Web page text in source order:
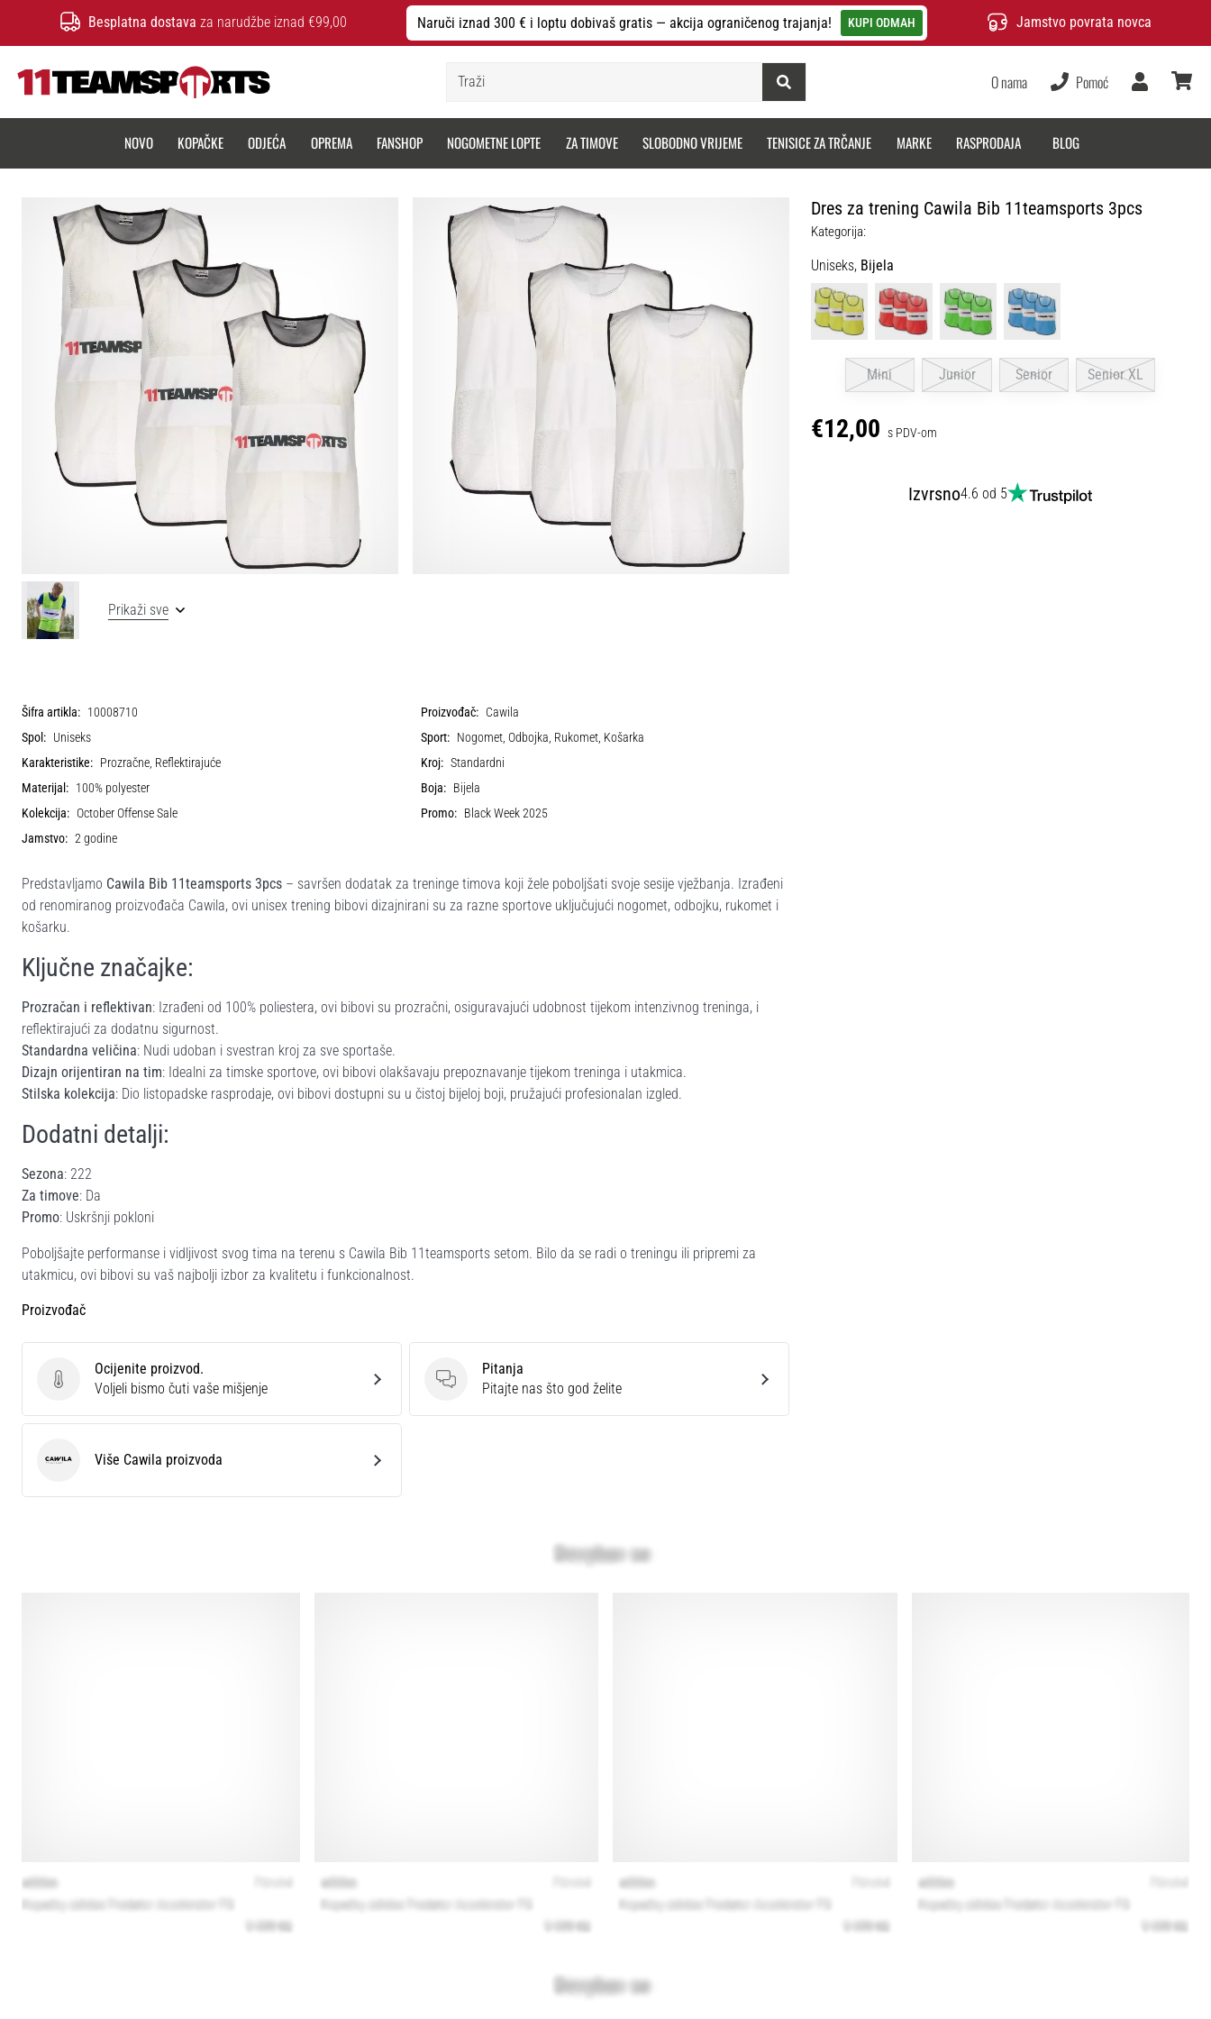
Besplatna dostava za narudžbe iznad €99,00 Naruči iznad 300 € i loptu dobivaš gratis — akcija ograničenog trajanja! KUPI ODMAH Jamstvo povrata novca
O nama Pomoć
Korisnik
NOVO KOPAČKE ODJEĆA OPREMA FANSHOP NOGOMETNE LOPTE ZA TIMOVE SLOBODNO VRIJEME TENISICE ZA TRČANJE MARKE RASPRODAJA BLOG
Dres za trening Cawila Bib 11teamsports 3pcs
Kategorija:
Uniseks, Bijela
Mini Junior Senior Senior XL
€12,00 s PDV-om
Izvrsno4.6 od 5
Prikaži sve
Šifra artikla: 10008710 Proizvođač: Cawila
Spol: Uniseks Sport: Nogomet, Odbojka, Rukomet, Košarka
Karakteristike: Prozračne, Reflektirajuće Kroj: Standardni
Materijal: 100% polyester Boja: Bijela
Kolekcija: October Offense Sale Promo: Black Week 2025
Jamstvo: 2 godine
Predstavljamo Cawila Bib 11teamsports 3pcs – savršen dodatak za treninge timova koji žele poboljšati svoje sesije vježbanja. Izrađeni
od renomiranog proizvođača Cawila, ovi unisex trening bibovi dizajnirani su za razne sportove uključujući nogomet, odbojku, rukomet i
košarku.
Ključne značajke:
Prozračan i reflektivan: Izrađeni od 100% poliestera, ovi bibovi su prozračni, osiguravajući udobnost tijekom intenzivnog treninga, i
reflektirajući za dodatnu sigurnost.
Standardna veličina: Nudi udoban i svestran kroj za sve sportaše.
Dizajn orijentiran na tim: Idealni za timske sportove, ovi bibovi olakšavaju prepoznavanje tijekom treninga i utakmica.
Stilska kolekcija: Dio listopadske rasprodaje, ovi bibovi dostupni su u čistoj bijeloj boji, pružajući profesionalan izgled.
Dodatni detalji:
Sezona: 222
Za timove: Da
Promo: Uskršnji pokloni
Poboljšajte performanse i vidljivost svog tima na terenu s Cawila Bib 11teamsports setom. Bilo da se radi o treningu ili pripremi za
utakmicu, ovi bibovi su vaš najbolji izbor za kvalitetu i funkcionalnost.
Proizvođač
Ocijenite proizvod.
Ocijenite proizvod.
Voljeli bismo čuti vaše mišjenje
Pitanja
Pitanja
Pitajte nas što god želite
Cawila Više Cawila proizvoda